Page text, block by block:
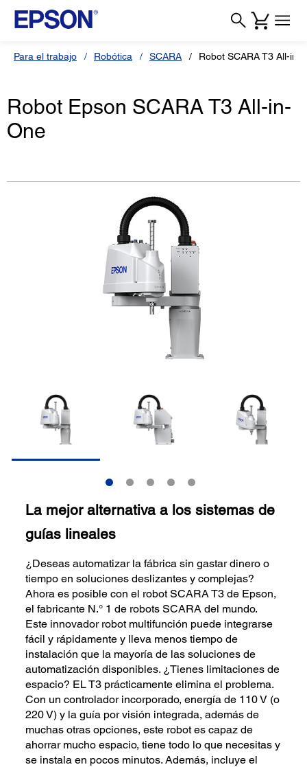
Para el trabajo Robótica SCARA Robot SCARA T3 All-in-
Robot Epson SCARA T3 All-in-
One
La mejor alternativa a los sistemas de
guías lineales
¿Deseas automatizar la fábrica sin gastar dinero o
tiempo en soluciones deslizantes y complejas?
Ahora es posible con el robot SCARA T3 de Epson,
el fabricante N.° 1 de robots SCARA del mundo.
Este innovador robot multifunción puede integrarse
fácil y rápidamente y lleva menos tiempo de
instalación que la mayoría de las soluciones de
automatización disponibles. ¿Tienes limitaciones de
espacio? EL T3 prácticamente elimina el problema.
Con un controlador incorporado, energía de 110 V (o
220 V) y la guía por visión integrada, además de
muchas otras opciones, este robot es capaz de
ahorrar mucho espacio, tiene todo lo que necesitas y
se instala en pocos minutos. Además, incluye el